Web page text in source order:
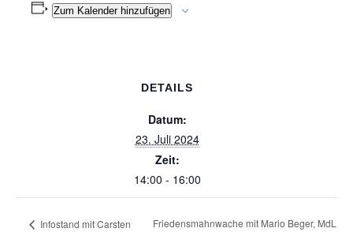
Zum Kalender hinzufügen
DETAILS
Datum:
23. Juli 2024
Zeit:
14:00 - 16:00
Infostand mit Carsten
Friedensmahnwache mit Mario Beger, MdL